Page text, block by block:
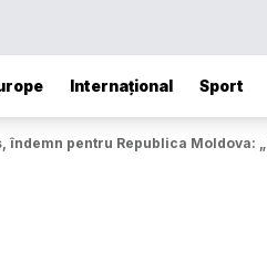
Internațional Sport
îndemn pentru Republica Moldova: